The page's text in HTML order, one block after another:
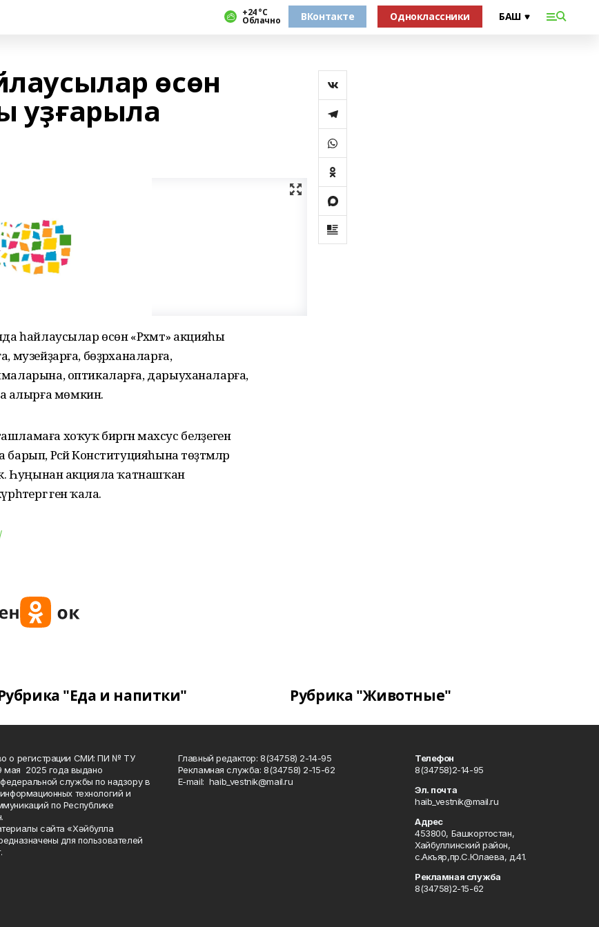
+24 °С
Облачно ВКонтакте Одноклассники
өсөн
уҙғарыла
һайлаусылар өсөн «Рәхмәт» акцияһы
бөҙрәханаларға,
оптикаларға, дарыуханаларға,
алырға мөмкин.
хоҡуҡ биргән махсус беләҙеген
Рәсәй Конституцияһына төҙәтмәләр
Һуңынан акцияла ҡатнашҡан
генә ҡала.
"Еда и напитки" Рубрика "Животные"
о регистрации СМИ: ПИ № ТУ
мая 2025 года выдано
службы по надзору в
технологий и
по Республике
сайта «Хәйбулла
для пользователей
Главный редактор: 8(34758) 2-14-95
Рекламная служба: 8(34758) 2-15-62
Е-mаil: haib_vestnik@mail.ru
Телефон
8(34758)2-14-95
Эл. почта
haib_vestnik@mail.ru
Адрес
453800, Башкортостан,
Хайбуллинский район,
с.Акъяр,пр.С.Юлаева, д.41.
Рекламная служба
8(34758)2-15-62